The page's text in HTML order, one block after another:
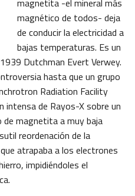
magnetita -el mineral más
magnético de todos- deja
de conducir la electricidad a
bajas temperaturas. Es un
Dutchman Evert Verwey.
hasta que un grupo
Radiation Facility
intensa de Rayos-X sobre un
magnetita a muy baja
reordenación de la
atrapaba a los electrones
impidiéndoles el